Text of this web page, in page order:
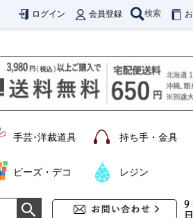
ログイン 会員登録 検索
手芸･洋裁道具 持ち手・金具
ビーズ・デコ レジン